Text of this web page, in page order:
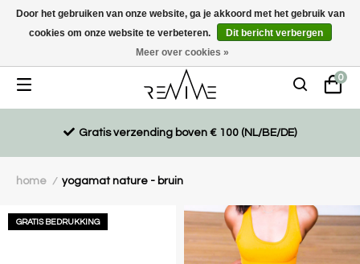
Duurzaam, eco-vriendelijk en ethisch gemaakte producten
0
Gratis verzending boven € 100 (NL/BE/DE)
home / yogamat nature - bruin
GRATIS BEDRUKKING
Door het gebruiken van onze website, ga je akkoord met het gebruik van
cookies om onze website te verbeteren.
Dit bericht verbergen
Meer over cookies »